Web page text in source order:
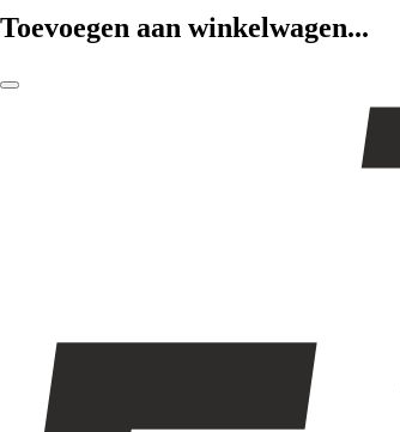
Toevoegen aan winkelwagen...